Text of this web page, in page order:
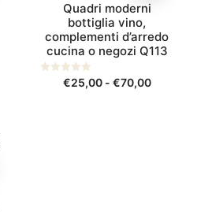
Quadri moderni
bottiglia vino,
complementi d’arredo
cucina o negozi Q113
€25,00 - €70,00Fascia
varianti.
Le
opzioni
possono